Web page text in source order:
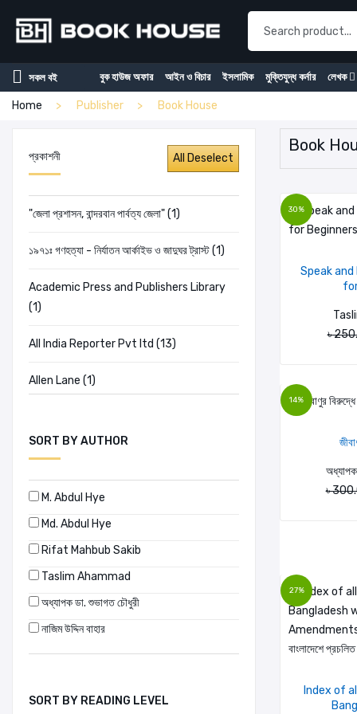
সকল বই বুক হাউজ অফার আইন ও বিচার ইসলামিক মুক্তিযুদ্ধ কর্নার লেখক
Home Publisher Book House
প্রকাশনী
"জেলা প্রশাসন, বান্দরবান পার্বত্য জেলা" (1)
১৯৭১ঃ গণহত্যা - নির্যাতন আর্কাইভ ও জাদুঘর ট্রাস্ট (1)
Academic Press and Publishers Library
(1)
All India Reporter Pvt ltd (13)
Allen Lane (1)
Ananda Publishers (20)
Anannya (198)
APH PUBLISHING CORPORATION (0)
Architangle (1)
SORT BY AUTHOR
M. Abdul Hye
Md. Abdul Hye
Rifat Mahbub Sakib
Taslim Ahammad
অধ্যাপক ডা. শুভাগত চৌধুরী
নাজিম উদ্দিন বাহার
SORT BY READING LEVEL
Book
30%
Speak and
৳
14%
৳
27%
Index of